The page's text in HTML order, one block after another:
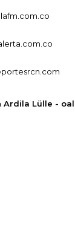
lafm.com.co
Ardila Lülle -